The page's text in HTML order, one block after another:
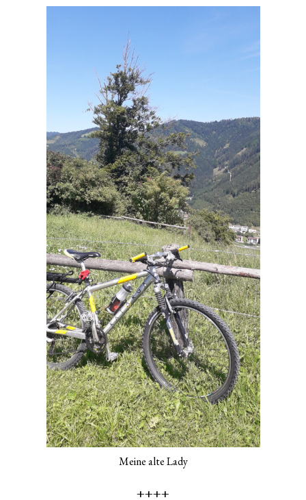
Meine alte Lady
++++